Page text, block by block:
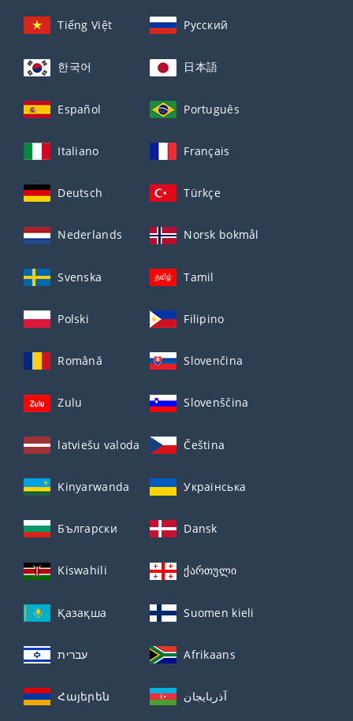
Tiếng Việt Русский
한국어 日本語
Español Português
Italiano Français
Deutsch Türkçe
Nederlands Norsk bokmål
Svenska Tamil
Polski Filipino
Română Slovenčina
Zulu Slovenščina
latviešu valoda Čeština
Kinyarwanda Українська
Български Dansk
Kiswahili ქართული
Қазақша Suomen kieli
עברית Afrikaans
Հայերեն آذربايجان